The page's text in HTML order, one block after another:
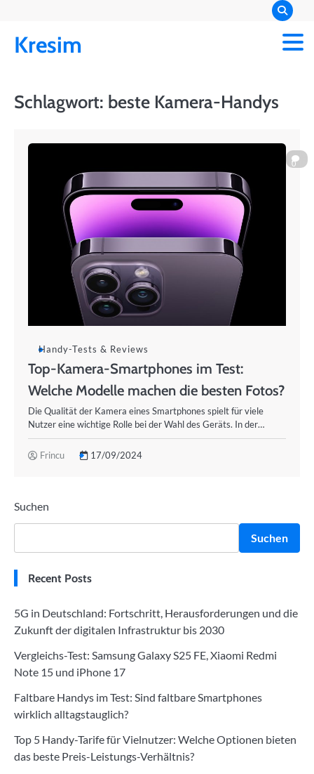
content
Kresim
Schlagwort: beste Kamera-Handys
0
Handy-Tests & Reviews
Top-Kamera-Smartphones im Test:
Welche Modelle machen die besten Fotos?
Die Qualität der Kamera eines Smartphones spielt für viele
Nutzer eine wichtige Rolle bei der Wahl des Geräts. In der…
Frincu 17/09/2024
Suchen
Suchen
Recent Posts
5G in Deutschland: Fortschritt, Herausforderungen und die
Zukunft der digitalen Infrastruktur bis 2030
Vergleichs-Test: Samsung Galaxy S25 FE, Xiaomi Redmi
Note 15 und iPhone 17
Faltbare Handys im Test: Sind faltbare Smartphones
wirklich alltagstauglich?
Top 5 Handy-Tarife für Vielnutzer: Welche Optionen bieten
das beste Preis-Leistungs-Verhältnis?